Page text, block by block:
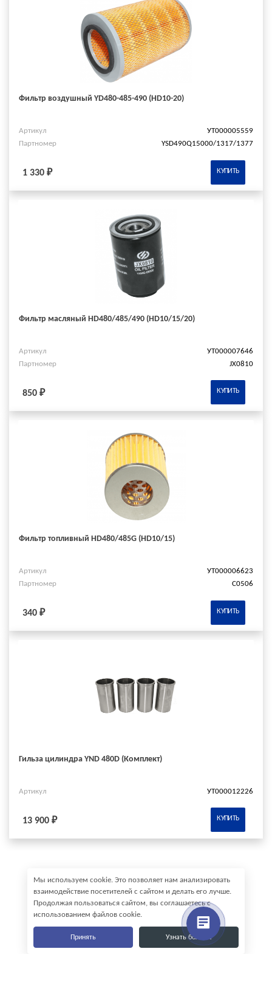
Фильтр воздушный YD480-485-490 (HD10-20)
Артикул
УТ000005559
Партномер
YSD490Q15000/1317/1377
1 330 ₽ КУПИТЬ
Фильтр масляный HD480/485/490 (HD10/15/20)
Артикул
УТ000007646
Партномер
JX0810
850 ₽ КУПИТЬ
Фильтр топливный HD480/485G (HD10/15)
Артикул
УТ000006623
Партномер
C0506
340 ₽ КУПИТЬ
Гильза цилиндра YND 480D (Комплект)
Артикул УТ000012226
13 900 ₽ КУПИТЬ
Мы используем cookie. Это позволяет нам анализировать
взаимодействие посетителей с сайтом и делать его лучше.
Продолжая пользоваться сайтом, вы соглашаетесь с
использованием файлов cookie.
Принять Узнать больше